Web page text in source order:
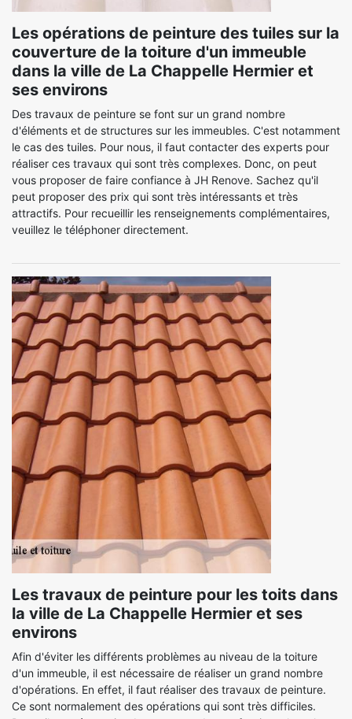
Les opérations de peinture des tuiles sur la
couverture de la toiture d'un immeuble
dans la ville de La Chappelle Hermier et
ses environs
Des travaux de peinture se font sur un grand nombre
d'éléments et de structures sur les immeubles. C'est notamment
le cas des tuiles. Pour nous, il faut contacter des experts pour
réaliser ces travaux qui sont très complexes. Donc, on peut
vous proposer de faire confiance à JH Renove. Sachez qu'il
peut proposer des prix qui sont très intéressants et très
attractifs. Pour recueillir les renseignements complémentaires,
veuillez le téléphoner directement.
Les travaux de peinture pour les toits dans
la ville de La Chappelle Hermier et ses
environs
Afin d'éviter les différents problèmes au niveau de la toiture
d'un immeuble, il est nécessaire de réaliser un grand nombre
d'opérations. En effet, il faut réaliser des travaux de peinture.
Ce sont normalement des opérations qui sont très difficiles.